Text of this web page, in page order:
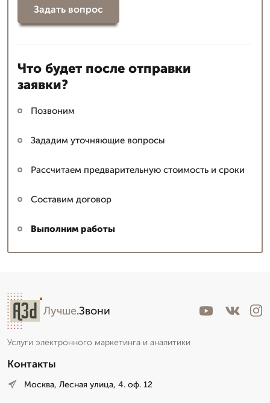
Задать вопрос
Что будет после отправки
заявки?
Позвоним
Зададим уточняющие вопросы
Рассчитаем предварительную стоимость и сроки
Составим договор
Выполним работы
Лучше.Звони
Услуги электронного маркетинга и аналитики
Контакты
Москва, Лесная улица, 4. оф. 12